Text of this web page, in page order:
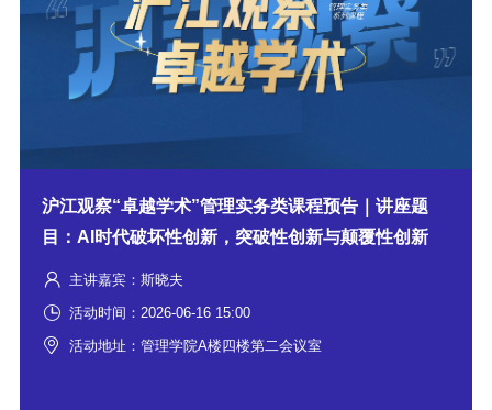
沪江观察“卓越学术”管理实务类课程预告｜讲座题
目：AI时代破坏性创新，突破性创新与颠覆性创新
主讲嘉宾：斯晓夫
活动时间：2026-06-16 15:00
活动地址：管理学院A楼四楼第二会议室